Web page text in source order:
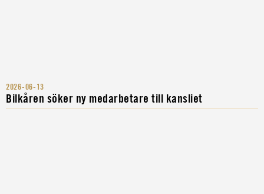
2026-06-13
Bilkåren söker ny medarbetare till kansliet